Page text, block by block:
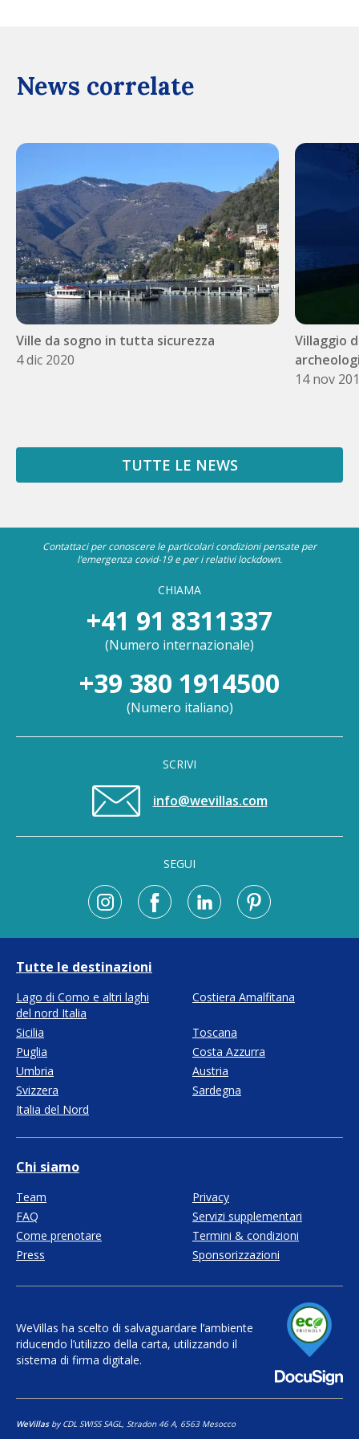
News correlate
Ville da sogno in tutta sicurezza
4 dic 2020
Villaggio
14 nov
TUTTE LE NEWS
SCRIVI
info@wevillas.com
CHIAMA
+41 91 8311337
(Numero internazionale)
+39 380 1914500
(Numero italiano)
SEGUI
Contattaci per conoscere le particolari condizioni pensate per
l’emergenza covid-19 e per i relativi lockdown.
Chi siamo
Team
Privacy
FAQ
Servizi supplementari
Come prenotare
Termini & condizioni
Press
Sponsorizzazioni
Tutte le destinazioni
Lago di Como e altri laghi
del nord Italia
Costiera Amalfitana
Sicilia
Toscana
Puglia
Costa Azzurra
Umbria
Austria
Svizzera
Sardegna
Italia del Nord
WeVillasby CDL SWISS SAGL, Stradon 46 A, 6563 Mesocco
WeVillas ha scelto di salvaguardare l’ambiente
riducendo l’utilizzo della carta, utilizzando il
sistema di firma digitale.